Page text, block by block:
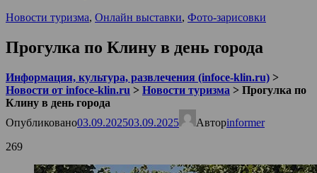
Новости туризма, Онлайн выставки, Фото-зарисовки
Прогулка по Клину в день города
Информация, культура, развлечения (infoce-klin.ru) >
Новости от infoce-klin.ru > Новости туризма > Прогулка по
Клину в день города
Опубликовано03.09.202503.09.2025 Авторinformer
269